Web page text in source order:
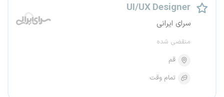
UI/UX Designer
سرای ایرانی
منقضی شده
قم
تمام وقت